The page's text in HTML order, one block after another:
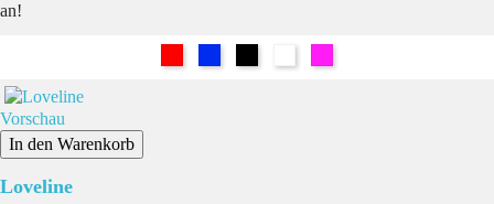
an!
Vorschau
In den Warenkorb
Loveline